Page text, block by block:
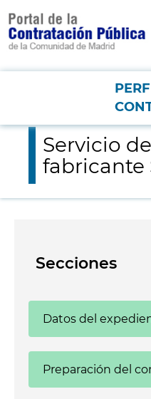
contenido
principal
Menú PCON
Servicio de
Servicio
fabricante
Secciones
Datos del
Preparación del